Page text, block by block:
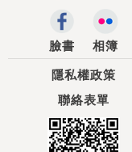
臉書 相簿
隱私權政策
聯絡表單